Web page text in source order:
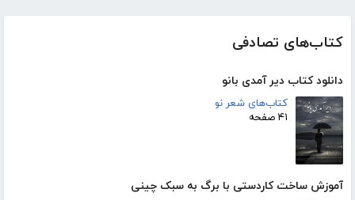
کتاب‌های تصادفی
دانلود کتاب دیر آمدی بانو
کتاب‌های شعر نو
۴۱ صفحه
آموزش ساخت کاردستی با برگ به سبک چینی